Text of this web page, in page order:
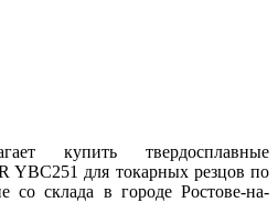
купить твердосплавные
YBC251 для токарных резцов по
со склада в городе Ростове-на-